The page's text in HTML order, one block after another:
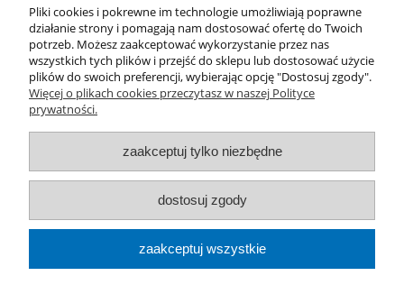
Płatności i dostawa
Informacje
Kategorie produktów
Zamówienia telefoniczne
od pon. do pt. 8:00 - 16:00
666 669 241
Usługi podnośnikami koszowymi509 668
Pliki cookies i pokrewne im technologie umożliwiają poprawne
działanie strony i pomagają nam dostosować ofertę do Twoich
potrzeb. Możesz zaakceptować wykorzystanie przez nas
wszystkich tych plików i przejść do sklepu lub dostosować użycie
plików do swoich preferencji, wybierając opcję "Dostosuj zgody".
Więcej o plikach cookies przeczytasz w naszej Polityce
prywatności.
zaakceptuj tylko niezbędne
dostosuj zgody
zaakceptuj wszystkie